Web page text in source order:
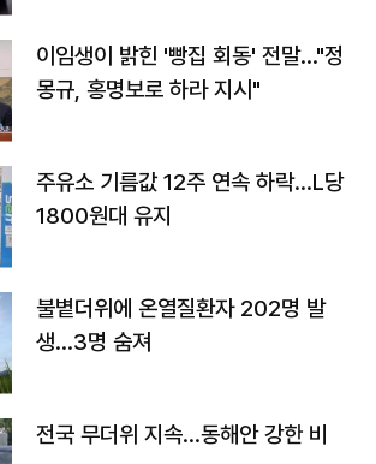
이임생이 밝힌 '빵집 회동' 전말…"정
몽규, 홍명보로 하라 지시"
주유소 기름값 12주 연속 하락…L당
1800원대 유지
불볕더위에 온열질환자 202명 발
생…3명 숨져
전국 무더위 지속…동해안 강한 비